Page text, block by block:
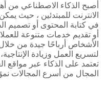
أصبح الذكاء الاصطناعي من
الانترنت للمبتدئين ، حيث
في كتابة المحتوى أو تصميم
أو تقديم خدمات متنوعة
الأشخاص أرباحًا جيدة من
لتسريع العمل وزيادة
تعتمد على الذكاء عبر مواقع
المجال من أسرع المجالات